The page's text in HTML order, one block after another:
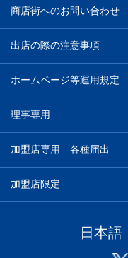
商店街へのお問い合わせ
出店の際の注意事項
ホームページ等運用規定
理事専用
加盟店専用 各種届出
加盟店限定
日本語